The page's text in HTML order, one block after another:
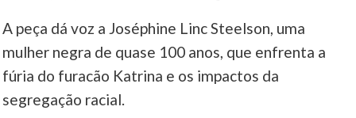
A peça dá voz a Joséphine Linc Steelson, uma
mulher negra de quase 100 anos, que enfrenta a
fúria do furacão Katrina e os impactos da
segregação racial.